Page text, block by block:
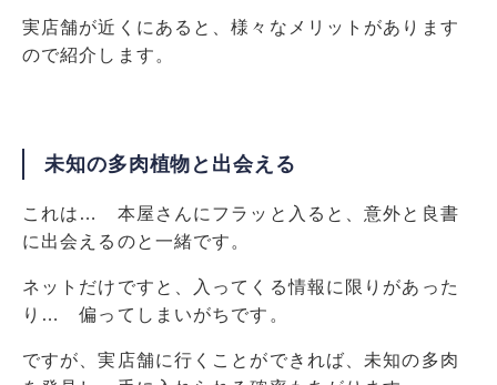
実店舗が近くにあると、様々なメリットがあります
ので紹介します。
未知の多肉植物と出会える
これは… 本屋さんにフラッと入ると、意外と良書
に出会えるのと一緒です。
ネットだけですと、入ってくる情報に限りがあった
り… 偏ってしまいがちです。
ですが、実店舗に行くことができれば、未知の多肉